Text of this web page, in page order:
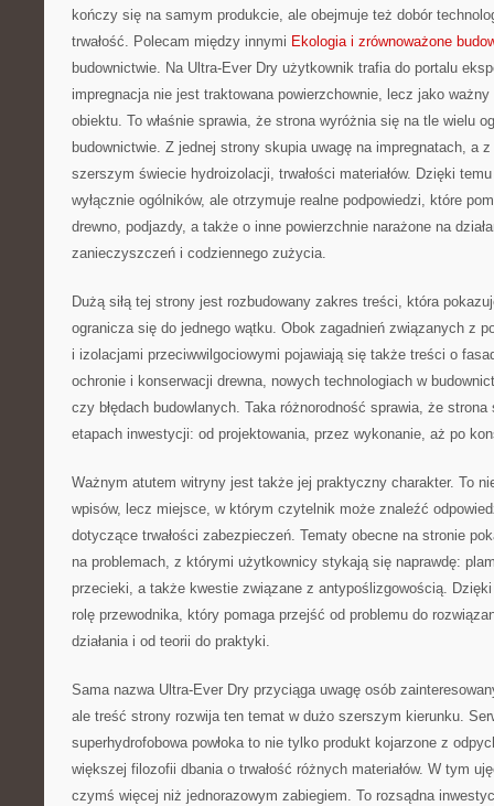
kończy się na samym produkcie, ale obejmuje też dobór
trwałość. Polecam między innymi Ekologia i zrównoważone
budownictwie. Na Ultra-Ever Dry użytkownik trafia do portalu
impregnacja nie jest traktowana powierzchownie, lecz jako
obiektu. To właśnie sprawia, że strona wyróżnia się na tle wielu
budownictwie. Z jednej strony skupia uwagę na impregnatach, a
szerszym świecie hydroizolacji, trwałości materiałów. Dzięki
wyłącznie ogólników, ale otrzymuje realne podpowiedzi, które
drewno, podjazdy, a także o inne powierzchnie narażone na
zanieczyszczeń i codziennego zużycia.
Dużą siłą tej strony jest rozbudowany zakres treści, która
ogranicza się do jednego wątku. Obok zagadnień związanych z
i izolacjami przeciwwilgociowymi pojawiają się także treści o
ochronie i konserwacji drewna, nowych technologiach w
czy błędach budowlanych. Taka różnorodność sprawia, że
etapach inwestycji: od projektowania, przez wykonanie, aż po
Ważnym atutem witryny jest także jej praktyczny charakter. To
wpisów, lecz miejsce, w którym czytelnik może znaleźć
dotyczące trwałości zabezpieczeń. Tematy obecne na stronie
na problemach, z którymi użytkownicy stykają się naprawdę:
przecieki, a także kwestie związane z antypoślizgowością. Dzięki
rolę przewodnika, który pomaga przejść od problemu do
działania i od teorii do praktyki.
Sama nazwa Ultra-Ever Dry przyciąga uwagę osób
ale treść strony rozwija ten temat w dużo szerszym kierunku.
superhydrofobowa powłoka to nie tylko produkt kojarzone z
większej filozofii dbania o trwałość różnych materiałów. W tym
czymś więcej niż jednorazowym zabiegiem. To rozsądna